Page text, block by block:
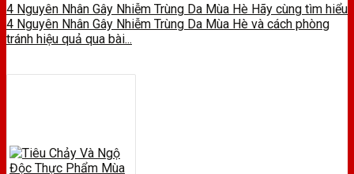
4 Nguyên Nhân Gây Nhiễm Trùng Da Mùa Hè Hãy cùng tìm hiểu
4 Nguyên Nhân Gây Nhiễm Trùng Da Mùa Hè và cách phòng
tránh hiệu quả qua bài...